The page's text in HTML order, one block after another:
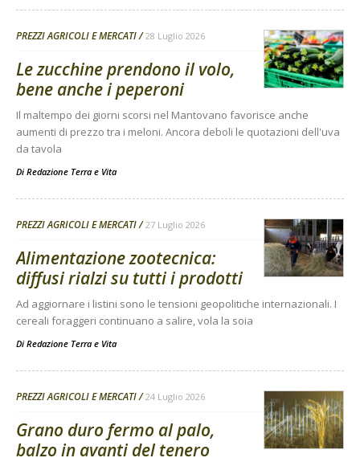
PREZZI AGRICOLI E MERCATI 28 Luglio 2026
Le zucchine prendono il volo,
bene anche i peperoni
Il maltempo dei giorni scorsi nel Mantovano favorisce anche
aumenti di prezzo tra i meloni. Ancora deboli le quotazioni dell'uva
da tavola
Di Redazione Terra e Vita
PREZZI AGRICOLI E MERCATI 27 Luglio 2026
Alimentazione zootecnica:
diffusi rialzi su tutti i prodotti
Ad aggiornare i listini sono le tensioni geopolitiche internazionali. I
cereali foraggeri continuano a salire, vola la soia
Di Redazione Terra e Vita
PREZZI AGRICOLI E MERCATI 24 Luglio 2026
Grano duro fermo al palo,
balzo in avanti del tenero